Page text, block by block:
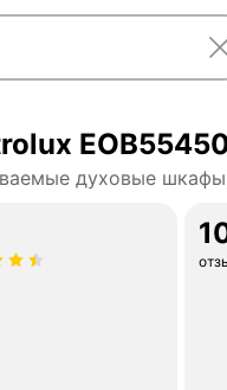
духовые шкафы